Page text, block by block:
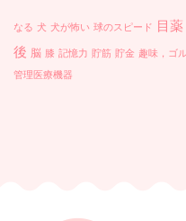
なる 犬 犬が怖い 球のスピード 目薬
後 脳 膝 記憶力 貯筋 貯金 趣味，ゴ
管理医療機器